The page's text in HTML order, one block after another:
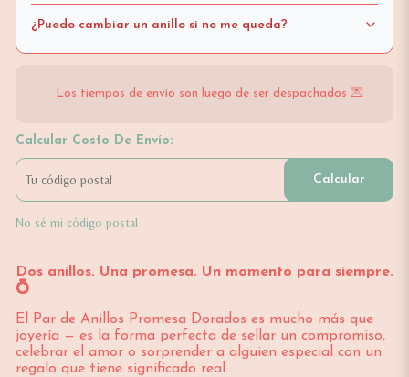
¿Puedo cambiar un anillo si no me queda?
Los tiempos de envío son luego de ser despachados 💌
Calcular Costo De Envío:
Calcular
No sé mi código postal
Dos anillos. Una promesa. Un momento para siempre.
💍
El Par de Anillos Promesa Dorados es mucho más que
joyería — es la forma perfecta de sellar un compromiso,
celebrar el amor o sorprender a alguien especial con un
regalo que tiene significado real.